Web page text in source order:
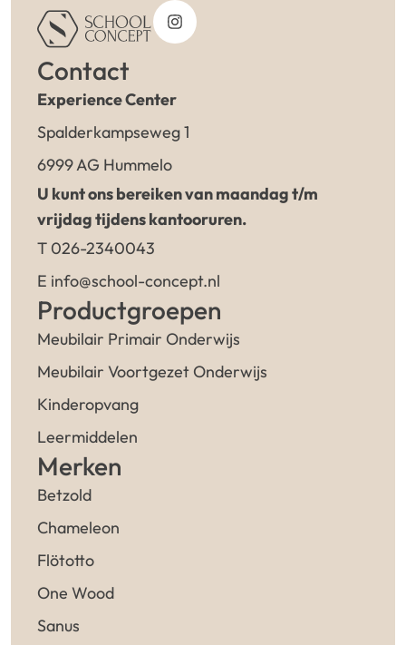
Contact
Experience Center
Spalderkampseweg 1
6999 AG Hummelo
U kunt ons bereiken van maandag t/m
vrijdag tijdens kantooruren.
T 026-2340043
E info@school-concept.nl
Productgroepen
Meubilair Primair Onderwijs
Meubilair Voortgezet Onderwijs
Kinderopvang
Leermiddelen
Merken
Betzold
Chameleon
Flötotto
One Wood
Sanus